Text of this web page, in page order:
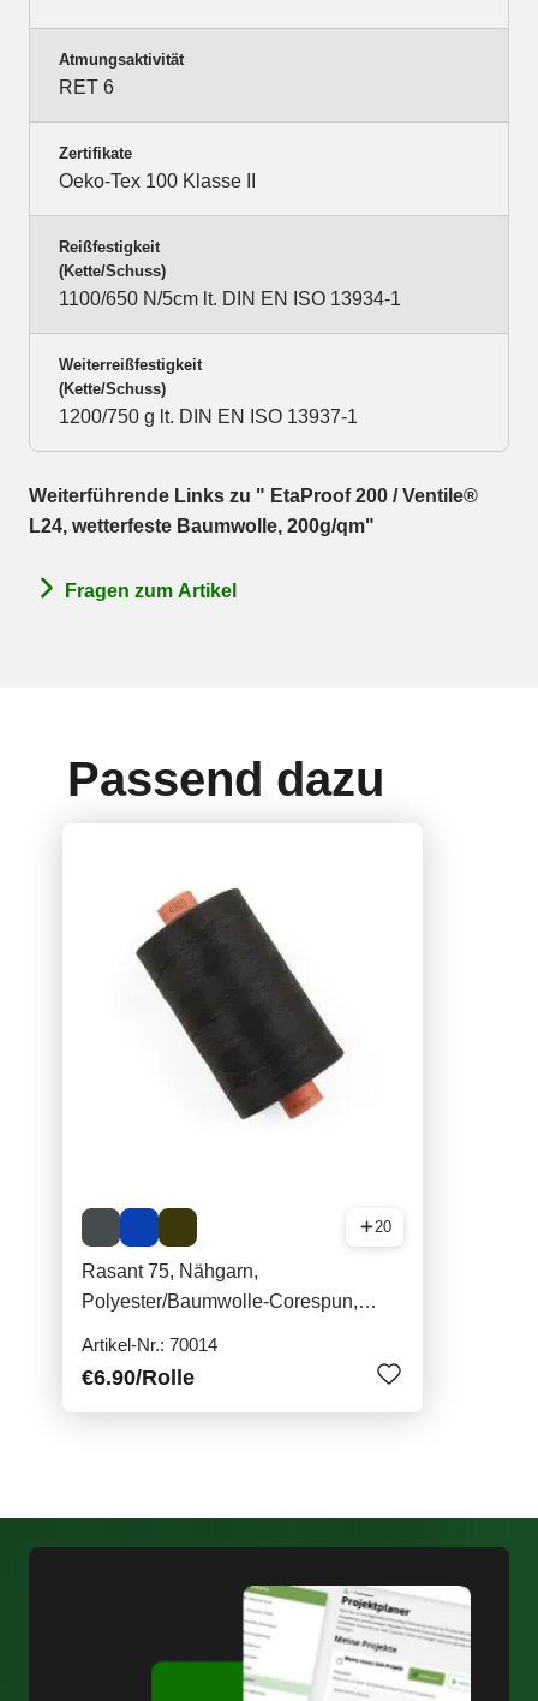
Atmungsaktivität
RET 6
Zertifikate
Oeko-Tex 100 Klasse II
Reißfestigkeit
(Kette/Schuss)
1100/650 N/5cm lt. DIN EN ISO 13934-1
Weiterreißfestigkeit
(Kette/Schuss)
1200/750 g lt. DIN EN ISO 13937-1
Weiterführende Links zu " EtaProof 200 / Ventile®
L24, wetterfeste Baumwolle, 200g/qm"
Fragen zum Artikel
Passend dazu
20
Rasant 75, Nähgarn,
Polyester/Baumwolle-Corespun,
Artikel-Nr.: 70014
€6.90/Rolle